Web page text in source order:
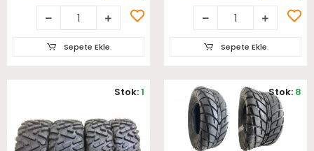
Sepete Ekle Sepete Ekle
Stok:1 Stok: 8